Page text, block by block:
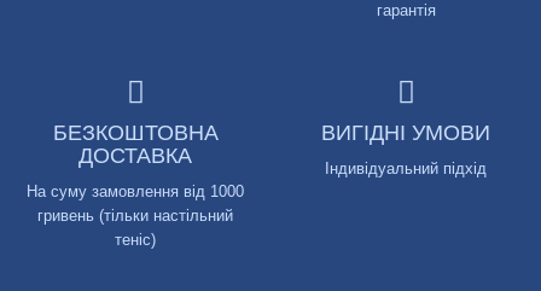
гарантія
БЕЗКОШТОВНА
ДОСТАВКА
На суму замовлення від 1000
гривень (тільки настільний
теніс)
ВИГІДНІ УМОВИ
Індивідуальний підхід